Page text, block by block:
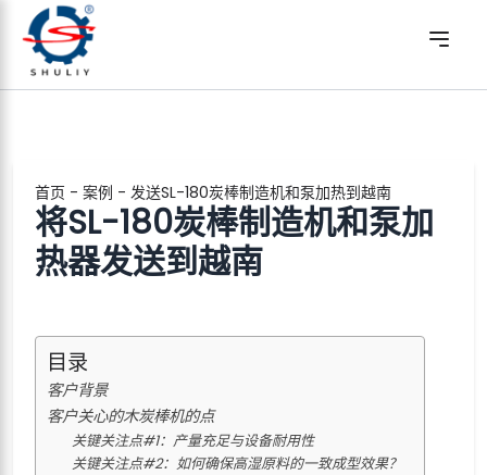
首页 - 案例 - 发送SL-180炭棒制造机和泵加热到越南
将SL-180炭棒制造机和泵加
热器发送到越南
目录
客户背景
客户关心的木炭棒机的点
关键关注点#1：产量充足与设备耐用性
关键关注点#2：如何确保高湿原料的一致成型效果？